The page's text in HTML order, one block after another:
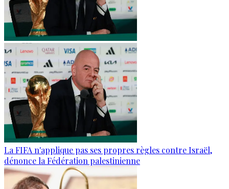
La FIFA n'applique pas ses propres règles contre Israël,
dénonce la Fédération palestinienne